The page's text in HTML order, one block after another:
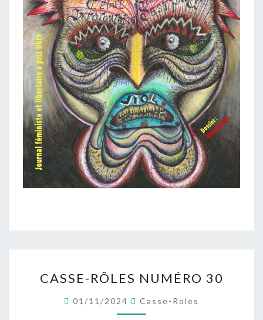
RÔLES
NUMÉRO
30
CASSE-RÔLES NUMÉRO 30
01/11/2024 Casse-Roles